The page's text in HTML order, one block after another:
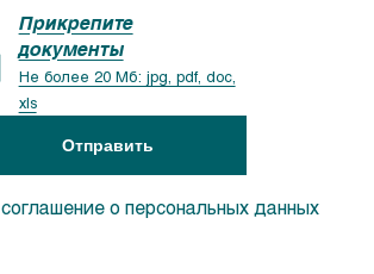
Прикрепите
документы
Не более 20 Мб: jpg, pdf, doc,
xls
Отправить
соглашение о персональных данных